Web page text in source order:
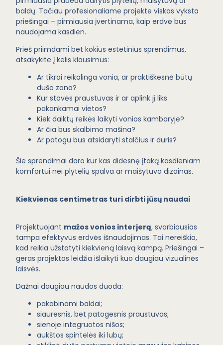
baldų. Tačiau profesionaliame projekte viskas vyksta
priešingai – pirmiausia įvertinama, kaip erdvė bus
naudojama kasdien.
Prieš priimdami bet kokius estetinius sprendimus,
atsakykite į kelis klausimus:
Ar tikrai reikalinga vonia, ar praktiškesnė būtų
dušo zona?
Kur stovės praustuvas ir ar aplink jį liks
pakankamai vietos?
Kiek daiktų reikės laikyti vonios kambaryje?
Ar čia bus skalbimo mašina?
Ar patogu bus atsidaryti stalčius ir duris?
Šie sprendimai daro kur kas didesnę įtaką kasdieniam
komfortui nei plytelių spalva ar maišytuvo dizainas.
Kiekvienas centimetras turi dirbti jūsų naudai
Projektuojant mažos vonios interjerą, svarbiausias
tampa efektyvus erdvės išnaudojimas. Tai nereiškia,
kad reikia užstatyti kiekvieną laisvą kampą. Priešingai –
geras projektas leidžia išlaikyti kuo daugiau vizualinės
laisvės.
Dažnai daugiau naudos duoda:
pakabinami baldai;
siauresnis, bet patogesnis praustuvas;
sienoje integruotos nišos;
aukštos spintelės iki lubų;